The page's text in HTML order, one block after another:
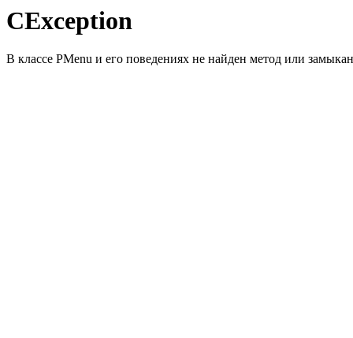
CException
В классе PMenu и его поведениях не найден метод или